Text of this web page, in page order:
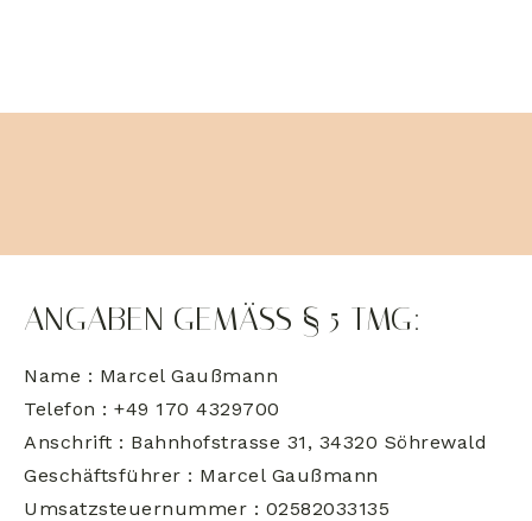
ANGABEN GEMÄSS § 5 TMG:
Name : Marcel Gaußmann
Telefon : +49 170 4329700
Anschrift : Bahnhofstrasse 31, 34320 Söhrewald
Geschäftsführer : Marcel Gaußmann
Umsatzsteuernummer : 02582033135